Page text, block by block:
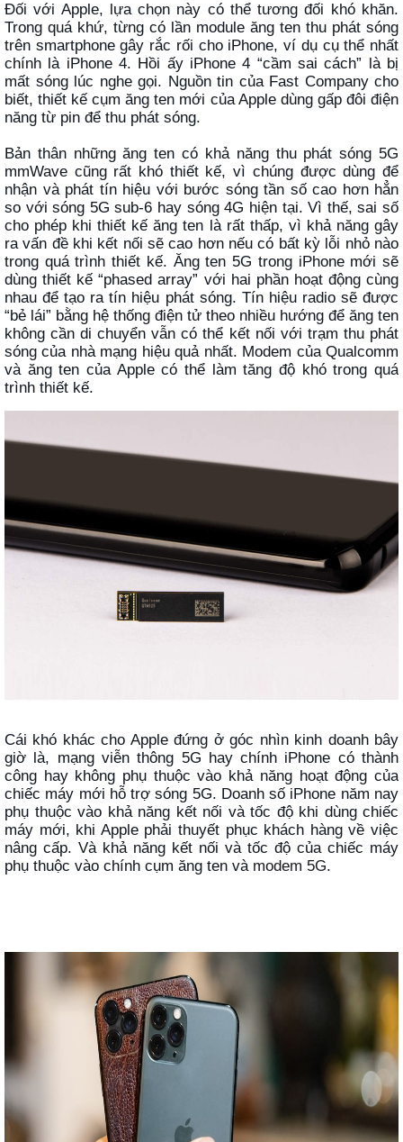
Đối với Apple, lựa chọn này có thể tương đối khó khăn.
Trong quá khứ, từng có lần module ăng ten thu phát sóng
trên smartphone gây rắc rối cho iPhone, ví dụ cụ thể nhất
chính là iPhone 4. Hồi ấy iPhone 4 “cầm sai cách” là bị
mất sóng lúc nghe gọi. Nguồn tin của Fast Company cho
biết, thiết kế cụm ăng ten mới của Apple dùng gấp đôi điện
năng từ pin để thu phát sóng.
Bản thân những ăng ten có khả năng thu phát sóng 5G
mmWave cũng rất khó thiết kế, vì chúng được dùng để
nhận và phát tín hiệu với bước sóng tần số cao hơn hẳn
so với sóng 5G sub-6 hay sóng 4G hiện tại. Vì thế, sai số
cho phép khi thiết kế ăng ten là rất thấp, vì khả năng gây
ra vấn đề khi kết nối sẽ cao hơn nếu có bất kỳ lỗi nhỏ nào
trong quá trình thiết kế. Ăng ten 5G trong iPhone mới sẽ
dùng thiết kế “phased array” với hai phần hoạt động cùng
nhau để tạo ra tín hiệu phát sóng. Tín hiệu radio sẽ được
“bẻ lái” bằng hệ thống điện tử theo nhiều hướng để ăng ten
không cần di chuyển vẫn có thể kết nối với trạm thu phát
sóng của nhà mạng hiệu quả nhất. Modem của Qualcomm
và ăng ten của Apple có thể làm tăng độ khó trong quá
trình thiết kế.
Cái khó khác cho Apple đứng ở góc nhìn kinh doanh bây
giờ là, mạng viễn thông 5G hay chính iPhone có thành
công hay không phụ thuộc vào khả năng hoạt động của
chiếc máy mới hỗ trợ sóng 5G. Doanh số iPhone năm nay
phụ thuộc vào khả năng kết nối và tốc độ khi dùng chiếc
máy mới, khi Apple phải thuyết phục khách hàng về việc
nâng cấp. Và khả năng kết nối và tốc độ của chiếc máy
phụ thuộc vào chính cụm ăng ten và modem 5G.